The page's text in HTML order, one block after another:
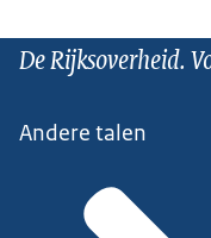
De Rijksoverheid.
Andere talen